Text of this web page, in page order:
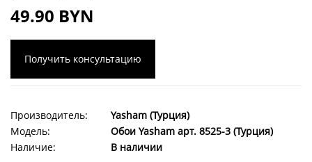
49.90 BYN
Получить консультацию
Производитель:
Yasham (Турция)
Модель:
Обои Yasham арт. 8525-3 (Турция)
Наличие:
В наличии